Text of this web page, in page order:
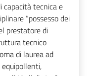
capacità tecnica e
“possesso dei
prestatore di
tecnico
di laurea ad